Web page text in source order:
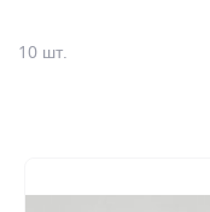
10 шт.